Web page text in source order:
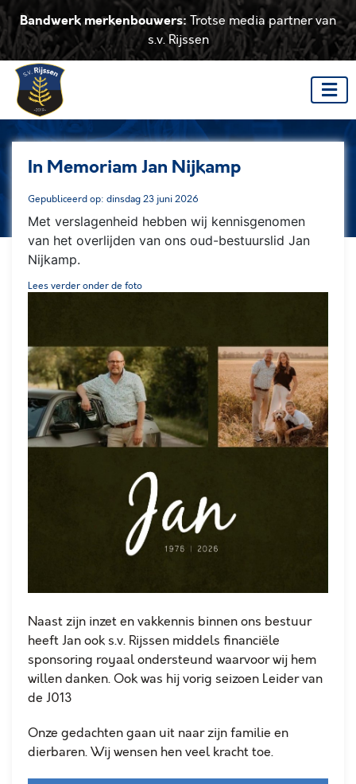
Bandwerk merkenbouwers: Trotse media partner van
s.v. Rijssen
In Memoriam Jan Nijkamp
Gepubliceerd op: dinsdag 23 juni 2026
Met verslagenheid hebben wij kennisgenomen
van het overlijden van ons oud-bestuurslid Jan
Nijkamp.
Lees verder onder de foto
Naast zijn inzet en vakkennis binnen ons bestuur
heeft Jan ook s.v. Rijssen middels financiële
sponsoring royaal ondersteund waarvoor wij hem
willen danken. Ook was hij vorig seizoen Leider van
de J013
Onze gedachten gaan uit naar zijn familie en
dierbaren. Wij wensen hen veel kracht toe.